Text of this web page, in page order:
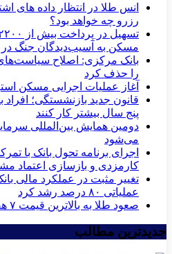
انس طلا در انتظار داده های
رزرو چه خواهد بود؟
مسکن به آسیب‌دیدگان جنگ
بانک مرکزی: اصلاح
را حذف کرد
آغاز عملیات اجرایی مسکن استیجاری در
پنج سال بیشتر کار کنند
دومین همایش بین‌المللی
می‌شود
اجرای برنامه تحول بانک با
کارمزدی و بازسازی اعتماد
تغییر مثبت در عملکرد مالی
عملیاتی ۸۰ درصد رشد کرد
صعود طلا به بالاترین قیمت ۷ هفته اخیر
جدیدترین مطالب